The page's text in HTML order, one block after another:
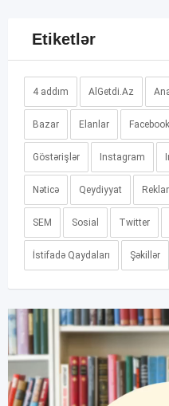
Etiketlər
4 addım AlGetdi.Az
Bazar Elanlar Facebook
Göstərişlər Instagram
Nəticə Qeydiyyat
SEM Sosial Twitter
İstifadə Qaydaları Şəkillər